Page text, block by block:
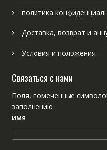
политика
Доставка, возврат и
Условия и положения
Связаться с нами
Поля, помеченные
заполнению
имя